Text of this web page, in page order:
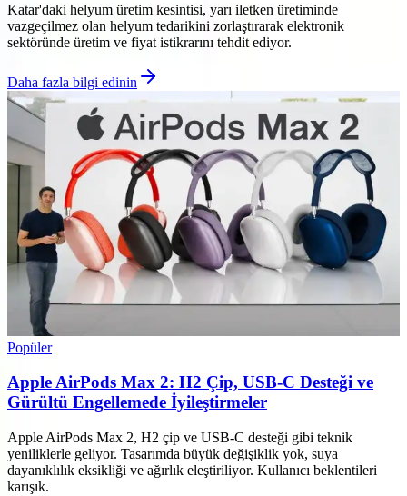
Katar'daki helyum üretim kesintisi, yarı iletken üretiminde
vazgeçilmez olan helyum tedarikini zorlaştırarak elektronik
sektöründe üretim ve fiyat istikrarını tehdit ediyor.
Daha fazla bilgi edinin
Popüler
Apple AirPods Max 2: H2 Çip, USB-C Desteği ve
Gürültü Engellemede İyileştirmeler
Apple AirPods Max 2, H2 çip ve USB-C desteği gibi teknik
yeniliklerle geliyor. Tasarımda büyük değişiklik yok, suya
dayanıklılık eksikliği ve ağırlık eleştiriliyor. Kullanıcı beklentileri
karışık.